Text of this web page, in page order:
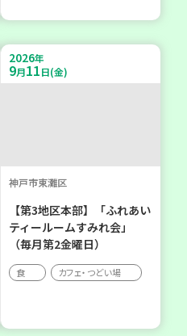
2026年
9月11日(金)
神戸市東灘区
【第3地区本部】「ふれあい
ティールームすみれ会」
（毎月第2金曜日）
食 カフェ・つどい場